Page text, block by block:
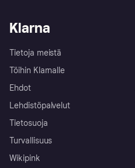
Klarna
Tietoja meistä
Töihin Klarnalle
Ehdot
Lehdistöpalvelut
Tietosuoja
Turvallisuus
Wikipink